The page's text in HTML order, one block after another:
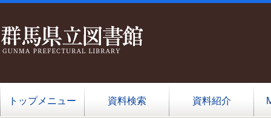
トップメニュー 資料検索 資料紹介